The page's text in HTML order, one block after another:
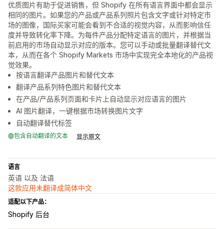
优质图片有助于促进销售，但 Shopify 在所有语言界面中都会显示
相同的图片。如果您的产品或产品系列照片包含文字或针对特定市
场的图像，国际买家可能会看到不合适的视觉内容，从而影响信任
度并导致转化率下降。为每件产品分配特定语言的图片，并根据当
前启用的市场自动显示对应的版本。您可以手动或批量翻译替代文
本，从而在各个 Shopify Markets 市场中实现完全本地化的产品视
觉效果。
按语言翻译产品图片和替代文本
翻译产品系列特色图片和替代文本
在产品/产品系列页面和卡片上自动显示对应语言的图片
AI 图片翻译，一键根据市场转换图片文字
自动翻译替代标签
包含自动翻译的文本 显示原文
语言
英语 以及 法语
这款应用未翻译成简体中文
适配以下产品：
Shopify 后台